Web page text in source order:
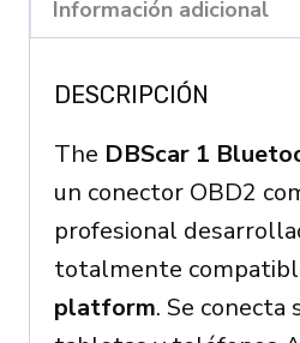
Información adicional
DESCRIPCIÓN
The DBScar 1
un conector OBD2
profesional
totalmente
platform. Se conecta